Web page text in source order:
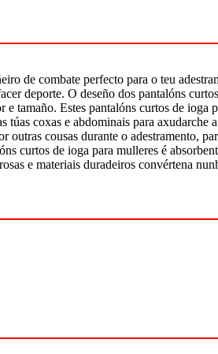
de combate perfecto para o teu
deporte. O deseño dos pantalóns
tamaño. Estes pantalóns curtos de
coxas e abdominais para
outras cousas durante o adestramento,
curtos de ioga para mulleres é
e materiais duradeiros convértena